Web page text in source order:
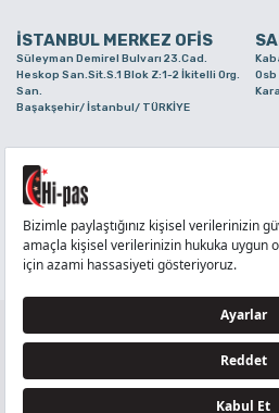
İSTANBUL MERKEZ OFİS
Süleyman Demirel Bulvarı 23.Cad.
Heskop San.Sit.S.1 Blok Z:1-2 İkitelli Org.
San.
Başakşehir/ İstanbul/ TÜRKİYE
Osb
Alaaddinbey Mah. Ayfatma Cad. No.11 A/C
Sam.3 Plaza B Blok Nilüfer/ Bursa/
TÜRKİYE
TELEFON
TÜM HAKLARI Hİ-PAŞ PLASTİK EŞYA TİC. VE SAN.
Tedarikçi ve İş Ortakları Aydınlatma Metni - Ziyaretçi